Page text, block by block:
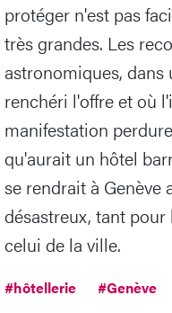
protéger n'est pas
très grandes. Les
astronomiques,
renchéri l'offre et où
manifestation
qu'aurait un hôtel
se rendrait à Genève
désastreux, tant
celui de la ville.
#hôtellerie #Genève